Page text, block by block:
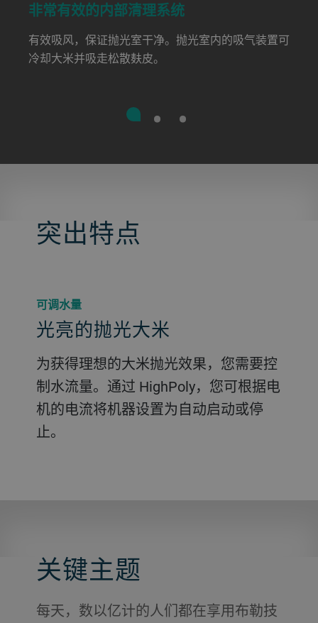
非常有效的内部清理系统
有效吸风，保证抛光室干净。抛光室内的吸气装置可
冷却大米并吸走松散麸皮。
突出特点
可调水量
光亮的抛光大米
为获得理想的大米抛光效果，您需要控
制水流量。通过 HighPoly，您可根据电
机的电流将机器设置为自动启动或停
止。
关键主题
每天，数以亿计的人们都在享用布勒技